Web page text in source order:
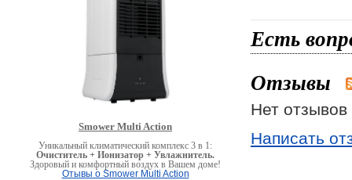
Smower Multi Action
Уникальный климатический комплекс 3 в 1:
Очиститель + Ионизатор + Увлажнитель.
Здоровый и комфортный воздух в Вашем доме!
Отывы о Smower Multi Action
Есть
Отзывы
Нет отзывов
Написать